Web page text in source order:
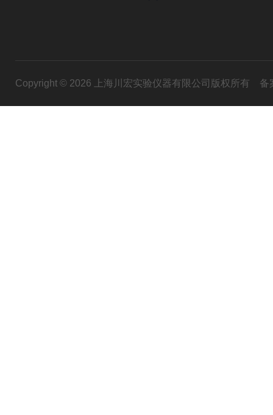
Copyright © 2026 上海川宏实验仪器有限公司版权所有 备